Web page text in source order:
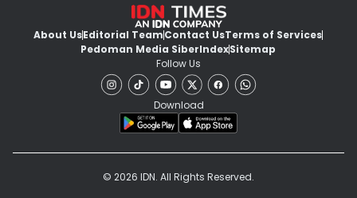
About UsEditorial TeamContact UsTerms of Services
Pedoman Media SiberIndexSitemap
Follow Us
Download
© 2026 IDN. All Rights Reserved.